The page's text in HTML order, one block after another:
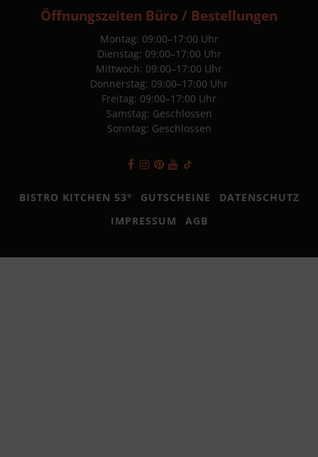
Öffnungszeiten Büro / Bestellungen
Montag: 09:00–17:00 Uhr
Dienstag: 09:00–17:00 Uhr
Mittwoch: 09:00–17:00 Uhr
Donnerstag: 09:00–17:00 Uhr
Freitag: 09:00–17:00 Uhr
Samstag: Geschlossen
Sonntag: Geschlossen
BISTRO KITCHEN 53° GUTSCHEINE
DATENSCHUTZ
IMPRESSUM
AGB